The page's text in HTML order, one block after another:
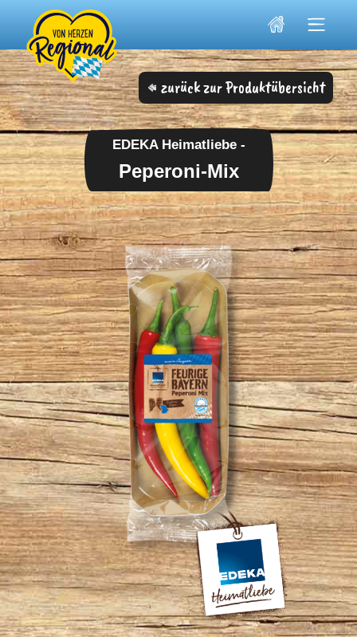
content
zurück zur Produktübersicht
EDEKA Heimatliebe -
Peperoni-Mix